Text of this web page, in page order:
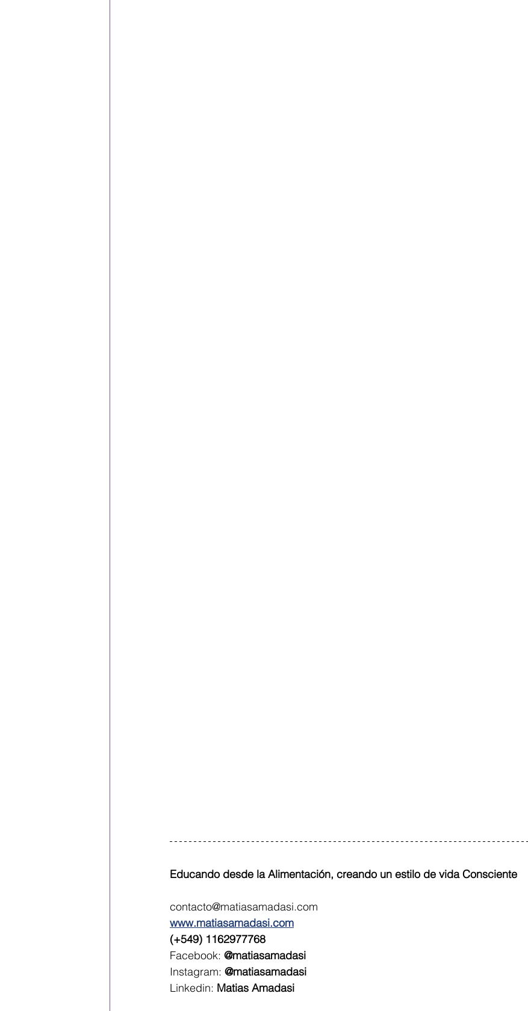
Educando desde la Alimentación, creando un estilo de vida Consciente
contacto@matiasamadasi.com
www.matiasamadasi.com
(+549) 1162977768
Facebook: @matiasamadasi
Instagram: @matiasamadasi
Linkedin: Matias Amadasi